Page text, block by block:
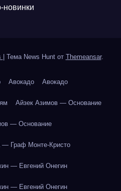
новинки
Тема News Hunt от Themeansar.
Авокадо Авокадо
Айзек Азимов — Основание
— Основание
Граф Монте-Кристо
— Евгений Онегин
— Евгений Онегин